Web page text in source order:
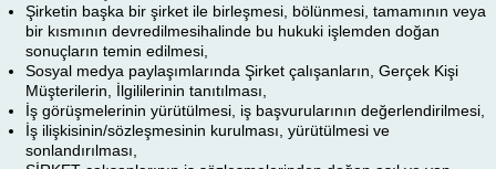
Şirketin başka bir şirket ile birleşmesi, bölünmesi, tamamının veya
bir kısmının devredilmesihalinde bu hukuki işlemden doğan
sonuçların temin edilmesi,
Sosyal medya paylaşımlarında Şirket çalışanların, Gerçek Kişi
Müşterilerin, İlgililerinin tanıtılması,
İş görüşmelerinin yürütülmesi, iş başvurularının değerlendirilmesi,
İş ilişkisinin/sözleşmesinin kurulması, yürütülmesi ve
sonlandırılması,